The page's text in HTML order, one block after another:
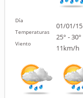
Día
Temperaturas
Viento
01/01/15
25° - 30°
11km/h